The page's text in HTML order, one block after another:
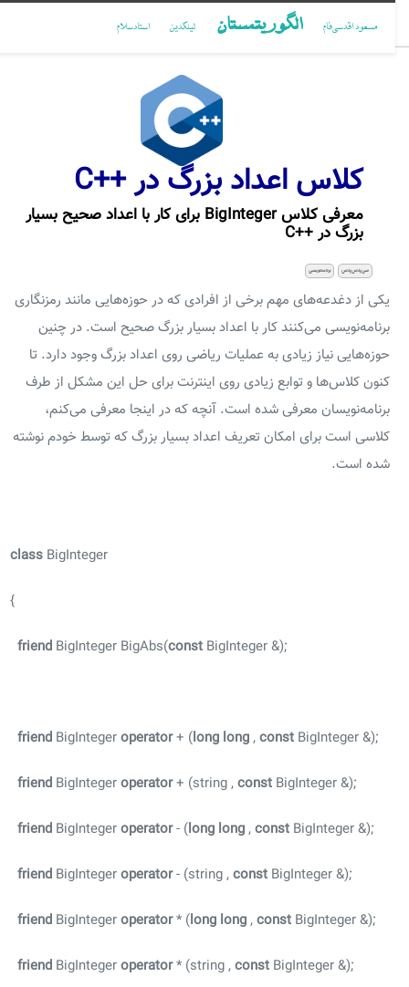
مسعود اقدسی‌فام الگوریتمستان لینکدین استادسلام
کلاس اعداد بزرگ در ++C
معرفی کلاس BigInteger برای کار با اعداد صحیح بسیار
بزرگ در ++C
سی‌پلاس‌پلاس برنامه‌نویسی
یکی از دغدعه‌های مهم برخی از افرادی که در حوزه‌هایی مانند رمزنگاری
برنامه‌نویسی می‌کنند کار با اعداد بسیار بزرگ صحیح است. در چنین
حوزه‌هایی نیاز زیادی به عملیات ریاضی روی اعداد بزرگ وجود دارد. تا
کنون کلاس‌ها و توابع زیادی روی اینترنت برای حل این مشکل از طرف
برنامه‌نویسان معرفی شده است. آنچه که در اینجا معرفی می‌کنم،
کلاسی است برای امکان تعریف اعداد بسیار بزرگ که توسط خودم نوشته
شده است.
classBigInteger
friendBigInteger BigAbs(constBigInteger &);
friendBigIntegeroperator + (longlong,constBigInteger &);
friendBigIntegeroperator + (string ,constBigInteger &);
friendBigIntegeroperator- (longlong,constBigInteger &);
friendBigIntegeroperator- (string ,constBigInteger &);
friendBigIntegeroperator * (longlong,constBigInteger &);
friendBigIntegeroperator * (string ,constBigInteger &);